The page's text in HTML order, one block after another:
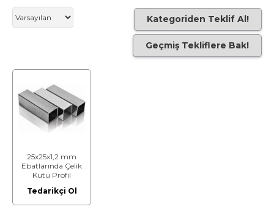
Kategoriden Teklif Al!
Geçmiş Tekliflere Bak!
25x25x1,2 mm
Ebatlarında Çelik
Kutu Profil
Tedarikçi Ol